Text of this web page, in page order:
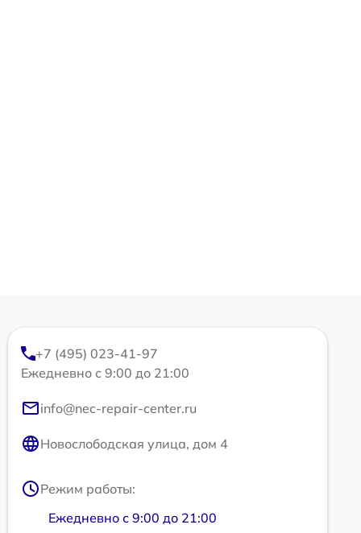
+7 (495) 023-41-97
Ежедневно с 9:00 до 21:00
info@nec-repair-center.ru
Новослободская улица, дом 4
Режим работы:
Ежедневно с 9:00 до 21:00